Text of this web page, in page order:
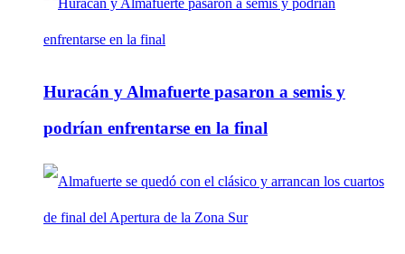
Huracán y Almafuerte pasaron a semis y
podrían enfrentarse en la final